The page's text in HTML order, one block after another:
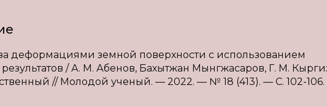
деформациями земной поверхности с использованием
/ А. М. Абенов, Бахытжан Мынгжасаров, Г. М.
// Молодой ученый. — 2022. — № 18 (413). — С. 102-106.